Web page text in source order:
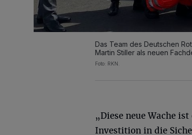
Das Team des Deutschen
Martin Stiller als neuen
Foto: RKN.
„Diese neue Wache
Investition in die